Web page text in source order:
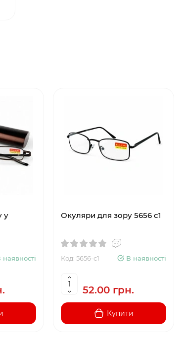
у
наявності
Окуляри для зору 5656 c1
Код: 5656-c1 В наявності
52.00 грн.
Купити